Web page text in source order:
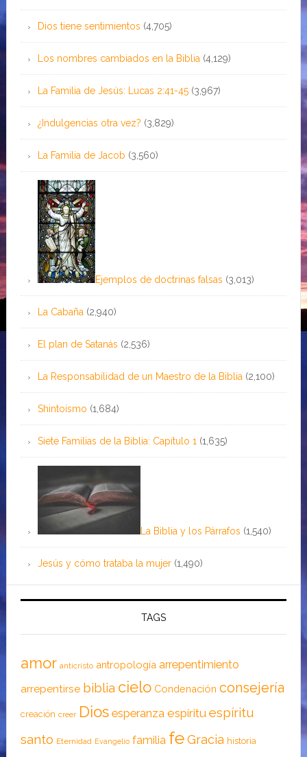
Dios tiene sentimientos (4,705)
Los nombres cambiados en la Biblia (4,129)
La Familia de Jesús: Lucas 2:41-45 (3,967)
¿Indulgencias otra vez? (3,829)
La Familia de Jacob (3,560)
Ejemplos de doctrinas falsas (3,013)
La Cabaña (2,940)
El plan de Satanás (2,536)
La Responsabilidad de un Maestro de la Biblia (2,100)
Shintoísmo (1,684)
Siete Familias de la Biblia: Capítulo 1 (1,635)
La Biblia y los Párrafos (1,540)
Jesús y cómo trataba la mujer (1,490)
TAGS
amor anticristo antropología arrepentimiento
arrepentirse biblia cielo Condenación consejería
creación creer Dios esperanza espíritu espíritu
santo Eternidad Evangelio familia feGracia historia